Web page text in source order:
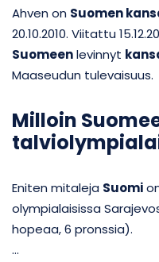
Ahven on Suomen
20.10.2010. Viitattu
Suomeenlevinnyt
Maaseudun tulevaisuus.
Milloin
Eniten mitaleja Suomi
olympialaisissa
hopeaa, 6 pronssia).
…